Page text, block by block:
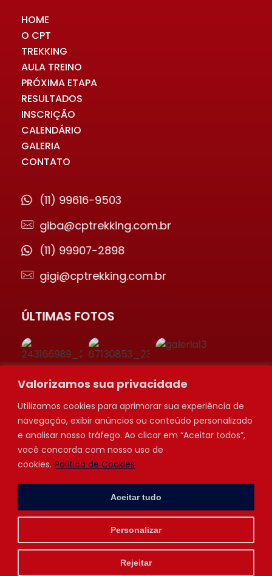
Valorizamos sua privacidade
Utilizamos cookies para aprimorar sua experiência de
navegação, exibir anúncios ou conteúdo personalizado
e analisar nosso tráfego. Ao clicar em “Aceitar todos”,
você concorda com nosso uso de
cookies. Política de Cookies
Personalizar
Rejeitar
Aceitar tudo
HOME
O CPT
TREKKING
AULA TREINO
PRÓXIMA ETAPA
RESULTADOS
INSCRIÇÃO
CALENDÁRIO
GALERIA
CONTATO
(11) 99616-9503
giba@cptrekking.com.br
(11) 99907-2898
gigi@cptrekking.com.br
ÚLTIMAS FOTOS
Privacidade| creative web: